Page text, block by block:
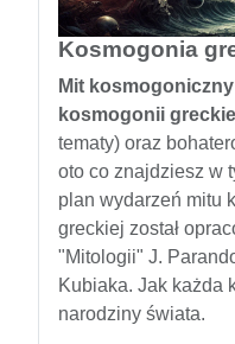
Kosmogonia
Mit kosmogoniczny
kosmogonii
tematy) oraz
oto co znajdziesz w
plan wydarzeń mitu
greckiej został
"Mitologii" J.
Kubiaka. Jak każda
narodziny świata.